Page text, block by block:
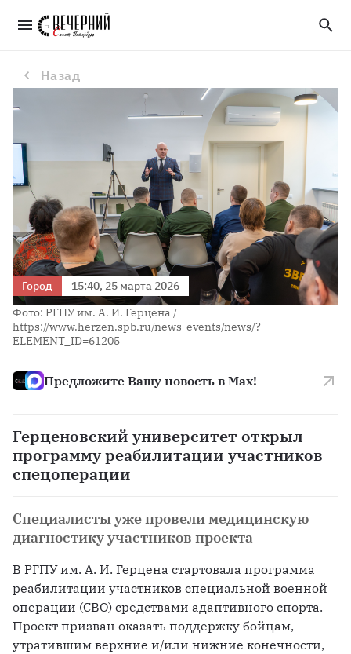
Герценовский университет открыл программу реабилитации участников спецоперации
Назад
Город
15:40, 25 марта 2026
Фото: РГПУ им. А. И. Герцена /
https://www.herzen.spb.ru/news-events/news/?
ELEMENT_ID=61205
Предложите Вашу новость в Max!
Герценовский университет открыл
программу реабилитации участников
спецоперации
Специалисты уже провели медицинскую
диагностику участников проекта
В РГПУ им. А. И. Герцена стартовала программа
реабилитации участников специальной военной
операции (СВО) средствами адаптивного спорта.
Проект призван оказать поддержку бойцам,
утратившим верхние и/или нижние конечности,